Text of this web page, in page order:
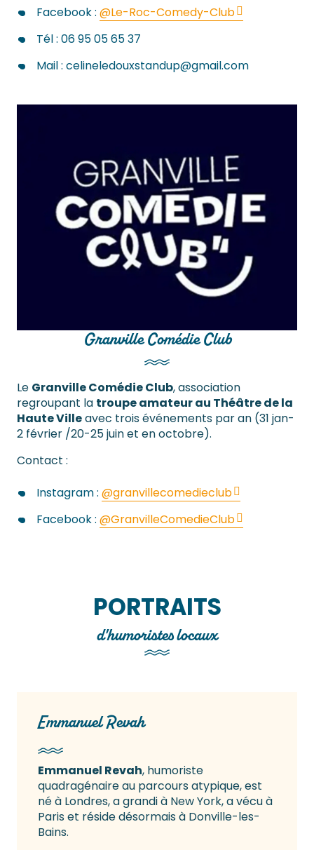
Facebook : @Le-Roc-Comedy-Club
Tél : 06 95 05 65 37
Mail : celineledouxstandup@gmail.com
Granville Comédie Club
Le Granville Comédie Club, association
regroupant la troupe amateur au Théâtre de la
Haute Villeavec trois événements par an (31 jan-
2 février /20-25 juin et en octobre).
Contact :
Instagram : @granvillecomedieclub
Facebook : @GranvilleComedieClub
PORTRAITS
d'humoristes locaux
Emmanuel Revah
Emmanuel Revah, humoriste
quadragénaire au parcours atypique, est
né à Londres, a grandi à New York, a vécu à
Paris et réside désormais à Donville-les-
Bains.